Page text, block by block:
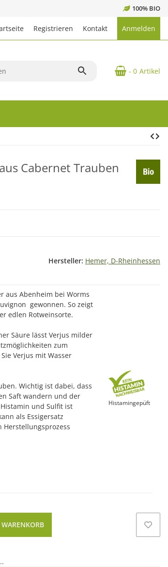
100% BIO
Registrieren Kontakt Anmelden
- 0 Artikel
Cabernet Trauben
Hersteller: Hemer, D-Rheinhessen
aus Abenheim bei Worms
gewonnen. So zeigt
edlen Rotweinsorte.
Säure lässt Verjus milder
zum
Verjus mit Wasser
Wichtig ist dabei, dass
Saft wandern und der
und Sulfit ist
als Essigersatz
Herstellungsprozess
Histamingepüft